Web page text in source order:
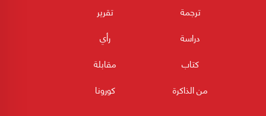
ترجمة
تقرير
دراسة
رأي
كتاب
مقابلة
من الذاكرة
كورونا